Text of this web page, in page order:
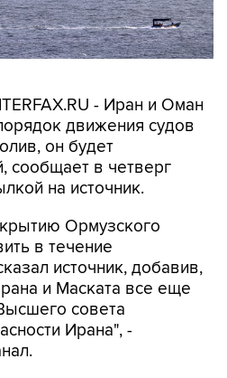
- Иран и Оман
движения судов
он будет
сообщает в четверг
на источник.
Ормузского
в течение
источник, добавив,
и Маската все еще
совета
Ирана", -